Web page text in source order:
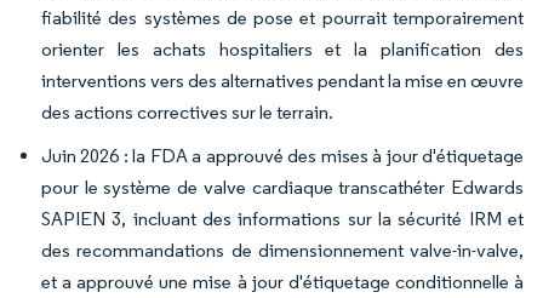
fiabilité des systèmes de pose et pourrait temporairement
orienter les achats hospitaliers et la planification des
interventions vers des alternatives pendant la mise en œuvre
des actions correctives sur le terrain.
Juin 2026 : la FDA a approuvé des mises à jour d'étiquetage
pour le système de valve cardiaque transcathéter Edwards
SAPIEN 3, incluant des informations sur la sécurité IRM et
des recommandations de dimensionnement valve-in-valve,
et a approuvé une mise à jour d'étiquetage conditionnelle à